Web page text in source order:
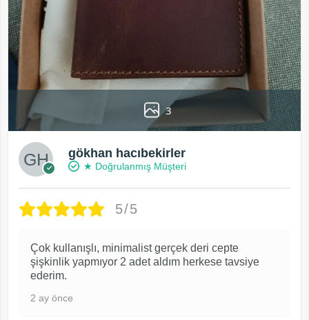
3
gökhan hacıbekirler
★ Doğrulanmış Müşteri
5/5
Çok kullanışlı, minimalist gerçek deri cepte
şişkinlik yapmıyor 2 adet aldım herkese tavsiye
ederim.
2 ay önce